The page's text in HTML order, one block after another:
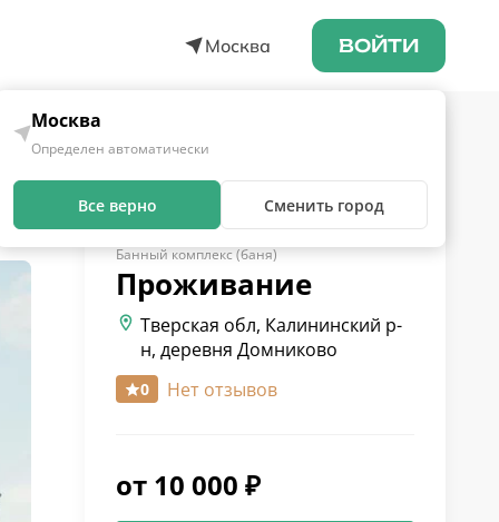
Москва ВОЙТИ
Москва
Определен автоматически
Все верно Сменить город
Банный комплекс (баня)
Проживание
Тверская обл, Калининский р-
н, деревня Домниково
0 Нет отзывов
от 10 000 ₽